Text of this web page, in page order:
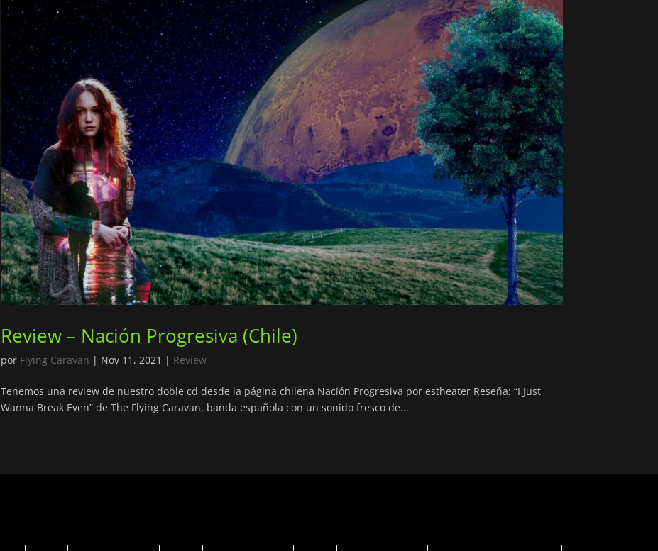
Review – Nación Progresiva (Chile)
por Flying Caravan | Nov 11, 2021 | Review
Tenemos una review de nuestro doble cd desde la página chilena Nación Progresiva por estheater Reseña: “I Just
Wanna Break Even” de The Flying Caravan, banda española con un sonido fresco de...